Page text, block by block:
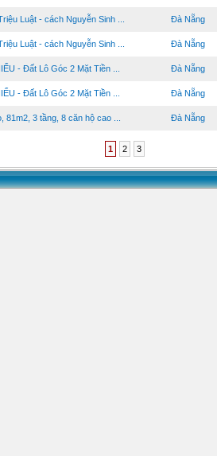
Luật - cách Nguyễn Sinh ... Đà Nẵng
Luật - cách Nguyễn Sinh ... Đà Nẵng
- Đất Lô Góc 2 Mặt Tiền ... Đà Nẵng
- Đất Lô Góc 2 Mặt Tiền ... Đà Nẵng
3 tầng, 8 căn hộ cao ... Đà Nẵng
1 2 3